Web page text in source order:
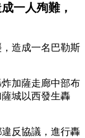
一人殉難，
造成一名巴勒斯
加薩走廊中部布
城以西發生轟
反協議，進行轟